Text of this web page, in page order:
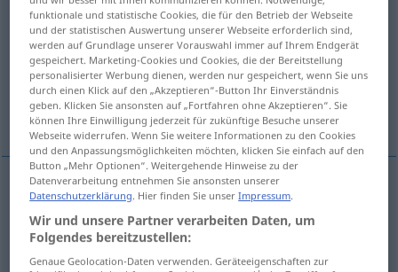
Anlieferungf < Anlieferung;Anlieferungen>
Übersicht aller Übersetzungen
(Für mehr Details die Übersetzung anklicken/antippen)
entrega, suministro
entregaf Anlieferung
suministro Anlieferung
funktionale und statistische Cookies, die für den Betrieb der Webseite
und der statistischen Auswertung unserer Webseite erforderlich sind,
werden auf Grundlage unserer Vorauswahl immer auf Ihrem Endgerät
gespeichert. Marketing-Cookies und Cookies, die der Bereitstellung
personalisierter Werbung dienen, werden nur gespeichert, wenn Sie uns
durch einen Klick auf den „Akzeptieren“-Button Ihr Einverständnis
geben. Klicken Sie ansonsten auf „Fortfahren ohne Akzeptieren“. Sie
können Ihre Einwilligung jederzeit für zukünftige Besuche unserer
Webseite widerrufen. Wenn Sie weitere Informationen zu den Cookies
und den Anpassungsmöglichkeiten möchten, klicken Sie einfach auf den
Button „Mehr Optionen“. Weitergehende Hinweise zu der
Datenverarbeitung entnehmen Sie ansonsten unserer
Datenschutzerklärung. Hier finden Sie unserImpressum.
Wir und unsere Partner verarbeiten Daten, um
Folgendes bereitzustellen:
Genaue Geolocation-Daten verwenden. Geräteeigenschaften zur